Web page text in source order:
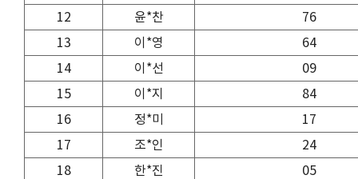
12
윤*찬
76
13
이*영
64
14
이*선
09
15
이*지
84
16
정*미
17
17
조*인
24
18
한*진
05